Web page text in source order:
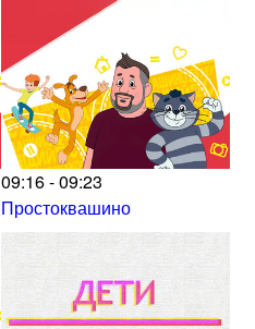
09:16 - 09:23
Простоквашино